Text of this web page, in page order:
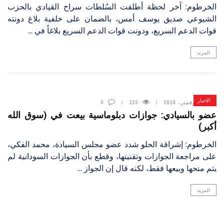
الخرطوم: آخر لحظة أطلقت السُلطات سراح القيادي بالحزب
الشيوعي صديق يوسف أمس، بالضمان على خلفية بلاغ دونته
قوات الدعم السريع، ودونت قوات الدعم السريع بلاغاً في ...
المزيد
الاخبار
18 نوفمبر، 2019 123
0
عضو بالسيادي: جوازات دبلوماسية بيعت في (سوق الله
أكبر)
الخرطوم: إشراقة الحلو شدد عضو مجلس السيادة، محمد الفكي،
على مراجعة الجوازات وتقنينها، وقطع بأن الجوازات السودانية لم
يتم منحها وبيعها فقط، لكنه قال إن الجواز ...
المزيد